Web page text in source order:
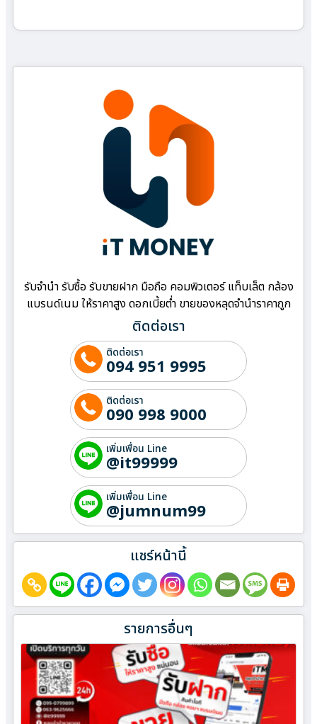
รับจำนำ รับซื้อ รับขายฝาก มือถือ คอมพิวเตอร์ แท็บเล็ต กล้อง
แบรนด์เนม ให้ราคาสูง ดอกเบี้ยต่ำ ขายของหลุดจำนำราคาถูก
ติดต่อเรา
ติดต่อเรา
094 951 9995
ติดต่อเรา
090 998 9000
เพิ่มเพื่อน Line
@it99999
เพิ่มเพื่อน Line
@jumnum99
แชร์หน้านี้
รายการอื่นๆ